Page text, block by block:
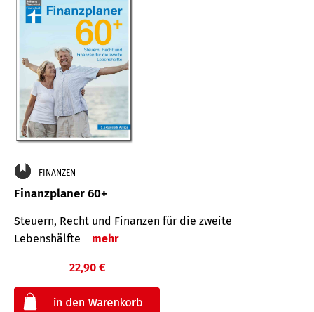
FINANZEN
Finanzplaner 60+
Steuern, Recht und Finanzen für die zweite
Lebenshälfte
mehr
22,90 €